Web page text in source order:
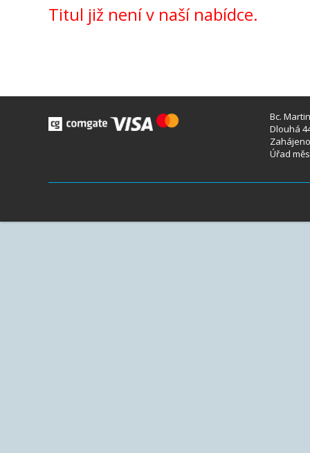
Titul již není v naší nabídce.
Bc.
Dlouhá
Úřad